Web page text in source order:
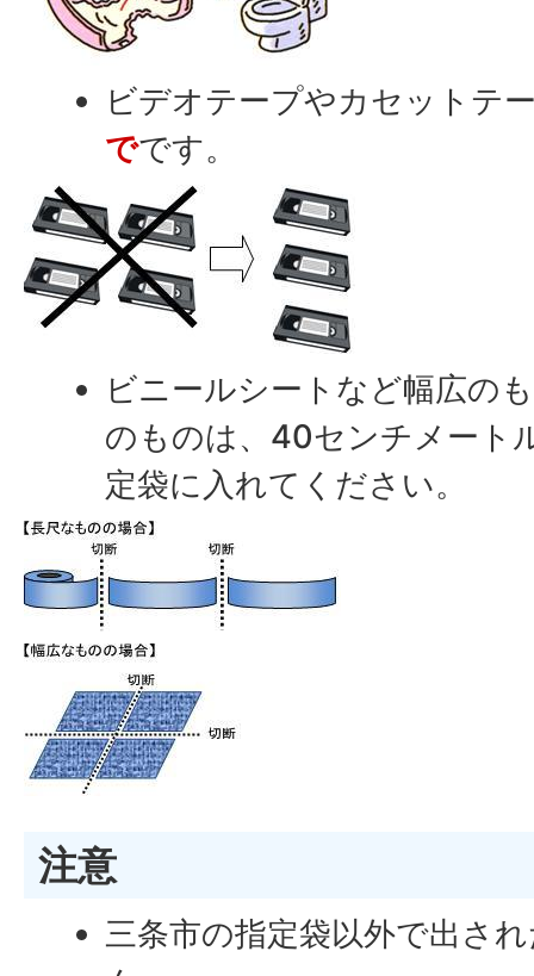
ビデオテープやカセットテ
でです。
ビニールシートなど幅広の
のものは、40センチメート
定袋に入れてください。
注意
三条市の指定袋以外で出さ